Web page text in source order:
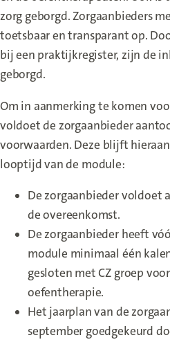
zorg geborgd. Zorgaanbieders
toetsbaar en transparant op.
bij een praktijkregister, zijn de
geborgd.
Om in aanmerking te komen
voldoet de zorgaanbieder
voorwaarden. Deze blijft
looptijd van de module:
De zorgaanbieder voldoet
de overeenkomst.
De zorgaanbieder heeft
module minimaal één
gesloten met CZ groep
oefentherapie.
Het jaarplan van de
september goedgekeurd